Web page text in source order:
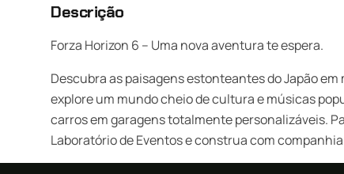
Descrição
Forza Horizon 6 – Uma nova aventura te espera.
Descubra as paisagens estonteantes do Japão
explore um mundo cheio de cultura e músicas
carros em garagens totalmente personalizáveis.
Laboratório de Eventos e construa com